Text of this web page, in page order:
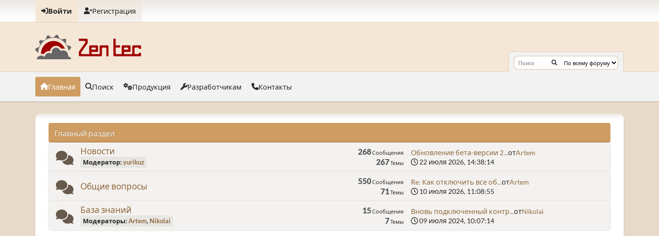
Войти Регистрация
Главная Поиск Продукция Разработчикам Контакты
Главный раздел
Новости
Модератор:yurikuz
268Сообщения
267Темы
Обновление бета-версии 2...отArtem
22 июля 2026, 14:38:14
Общие вопросы
550Сообщения
71 Темы
Re: Как отключить все об...отArtem
10 июля 2026, 11:08:55
База знаний
Модераторы:Artem, Nikolai
15Сообщения
7Темы
Вновь подключенный контр...отNikolai
09 июля 2024, 10:07:14